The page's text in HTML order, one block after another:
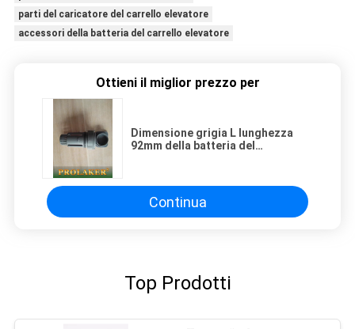
parti del caricatore del carrello elevatore
accessori della batteria del carrello elevatore
Ottieni il miglior prezzo per
Dimensione grigia L lunghezza
92mm della batteria del
spina
Continua
Top Prodotti